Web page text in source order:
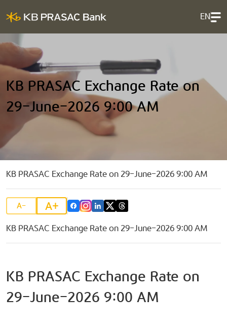
EN
KB PRASAC Exchange Rate on
29-June-2026 9:00 AM
KB PRASAC Exchange Rate on 29-June-2026 9:00 AM
A- A+
KB PRASAC Exchange Rate on 29-June-2026 9:00 AM
KB PRASAC Exchange Rate on
29-June-2026 9:00 AM